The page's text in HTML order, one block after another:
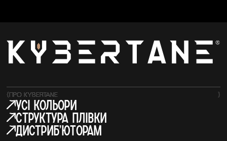
{ ПРО KYBERTANE }
усі кольори
структура плівки
Дистрибʼюторам